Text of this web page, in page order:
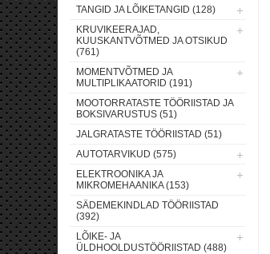
TANGID JA LÕIKETANGID (128)
KRUVIKEERAJAD,
KUUSKANTVÕTMED JA OTSIKUD
(761)
MOMENTVÕTMED JA
MULTIPLIKAATORID (191)
MOOTORRATASTE TÖÖRIISTAD JA
BOKSIVARUSTUS (51)
JALGRATASTE TÖÖRIISTAD (51)
AUTOTARVIKUD (575)
ELEKTROONIKA JA
MIKROMEHAANIKA (153)
SÄDEMEKINDLAD TÖÖRIISTAD
(392)
LÕIKE- JA
ÜLDHOOLDUSTÖÖRIISTAD (488)